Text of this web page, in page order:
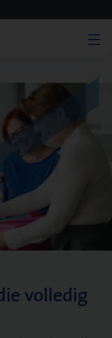
volledig